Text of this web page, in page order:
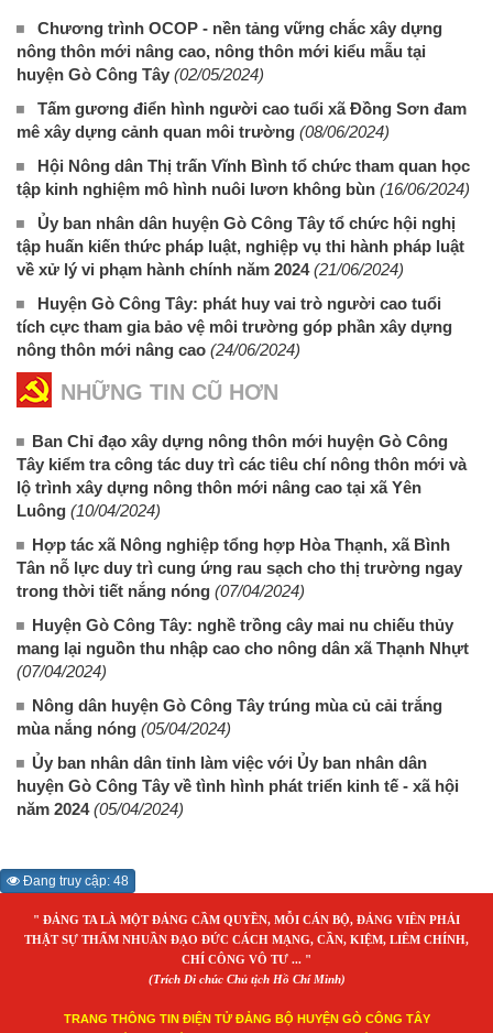
Chương trình OCOP - nền tảng vững chắc xây dựng
nông thôn mới nâng cao, nông thôn mới kiểu mẫu tại
huyện Gò Công Tây (02/05/2024)
Tấm gương điển hình người cao tuổi xã Đồng Sơn đam
mê xây dựng cảnh quan môi trường (08/06/2024)
Hội Nông dân Thị trấn Vĩnh Bình tổ chức tham quan học
tập kinh nghiệm mô hình nuôi lươn không bùn (16/06/2024)
Ủy ban nhân dân huyện Gò Công Tây tổ chức hội nghị
tập huấn kiến thức pháp luật, nghiệp vụ thi hành pháp luật
về xử lý vi phạm hành chính năm 2024 (21/06/2024)
Huyện Gò Công Tây: phát huy vai trò người cao tuổi
tích cực tham gia bảo vệ môi trường góp phần xây dựng
nông thôn mới nâng cao (24/06/2024)
NHỮNG TIN CŨ HƠN
Ban Chỉ đạo xây dựng nông thôn mới huyện Gò Công
Tây kiểm tra công tác duy trì các tiêu chí nông thôn mới và
lộ trình xây dựng nông thôn mới nâng cao tại xã Yên
Luông (10/04/2024)
Hợp tác xã Nông nghiệp tổng hợp Hòa Thạnh, xã Bình
Tân nỗ lực duy trì cung ứng rau sạch cho thị trường ngay
trong thời tiết nắng nóng (07/04/2024)
Huyện Gò Công Tây: nghề trồng cây mai nu chiếu thủy
mang lại nguồn thu nhập cao cho nông dân xã Thạnh Nhựt
(07/04/2024)
Nông dân huyện Gò Công Tây trúng mùa củ cải trắng
mùa nắng nóng (05/04/2024)
Ủy ban nhân dân tỉnh làm việc với Ủy ban nhân dân
huyện Gò Công Tây về tình hình phát triển kinh tế - xã hội
năm 2024 (05/04/2024)
Đang truy cập: 48
" ĐẢNG TA LÀ MỘT ĐẢNG CẦM QUYỀN, MỖI CÁN BỘ, ĐẢNG VIÊN PHẢI
THẬT SỰ THẤM NHUẦN ĐẠO ĐỨC CÁCH MẠNG, CẦN, KIỆM, LIÊM CHÍNH,
CHÍ CÔNG VÔ TƯ ... "
(Trích Di chúc Chủ tịch Hồ Chí Minh)
TRANG THÔNG TIN ĐIỆN TỬ ĐẢNG BỘ HUYỆN GÒ CÔNG TÂY